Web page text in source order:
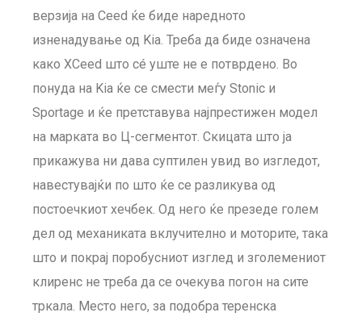
верзија на Ceed ќе биде наредното
изненадување од Kia. Треба да биде означена
како XCeed што сé уште не е потврдено. Во
понуда на Kia ќе се смести меѓу Stonic и
Sportage и ќе претставува најпрестижен модел
на марката во Ц-сегментот. Скицата што ја
прикажува ни дава суптилен увид во изгледот,
навестувајќи по што ќе се разликува од
постоечкиот хечбек. Од него ќе презеде голем
дел од механиката вклучително и моторите, така
што и покрај поробусниот изглед и зголемениот
клиренс не треба да се очекува погон на сите
тркала. Место него, за подобра теренска